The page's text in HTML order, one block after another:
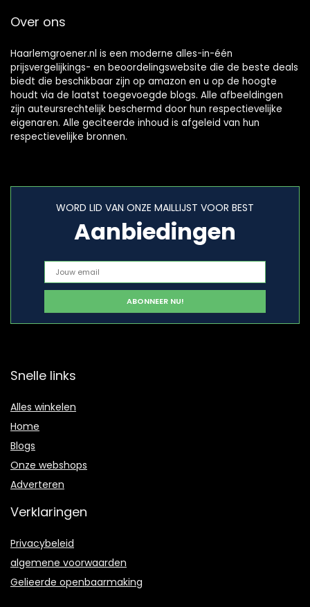
Over ons
Haarlemgroener.nl is een moderne alles-in-één
prijsvergelijkings- en beoordelingswebsite die de beste deals
biedt die beschikbaar zijn op amazon en u op de hoogte
houdt via de laatst toegevoegde blogs. Alle afbeeldingen
zijn auteursrechtelijk beschermd door hun respectievelijke
eigenaren. Alle geciteerde inhoud is afgeleid van hun
respectievelijke bronnen.
WORD LID VAN ONZE MAILLIJST VOOR BEST
Aanbiedingen
Snelle links
Alles winkelen
Home
Blogs
Onze webshops
Adverteren
Verklaringen
Privacybeleid
algemene voorwaarden
Gelieerde openbaarmaking